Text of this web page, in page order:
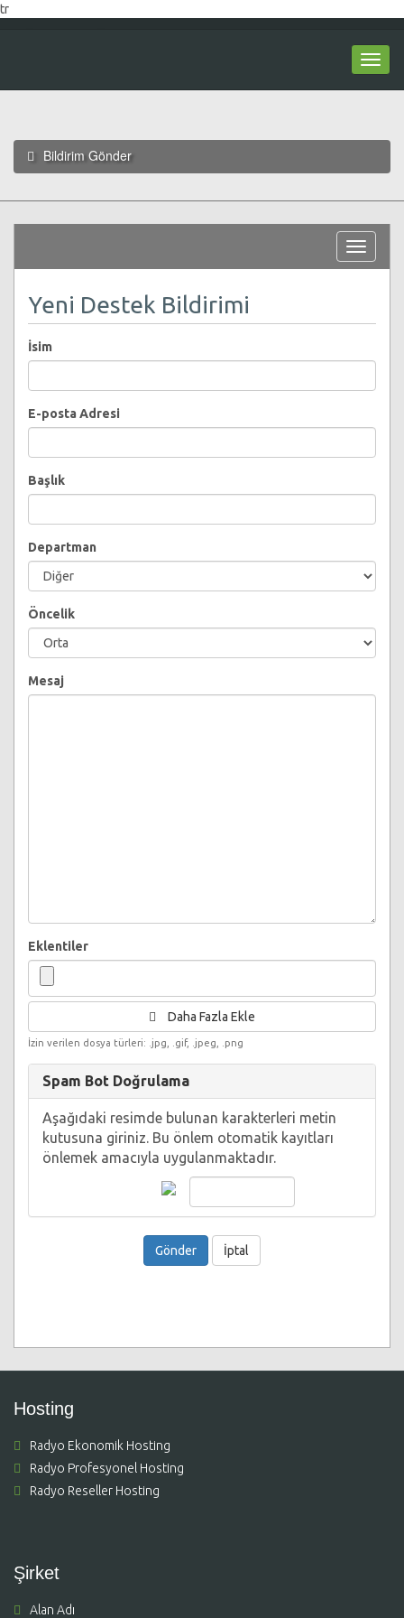
tr
Bildirim Gönder
Toggle
Yeni Destek Bildirimi
İsim
E-posta Adresi
Başlık
Departman
Öncelik
Mesaj
Eklentiler
Daha Fazla Ekle
İzin verilen dosya türleri: .jpg, .gif, .jpeg, .png
Spam Bot Doğrulama
Aşağıdaki resimde bulunan karakterleri metin
kutusuna giriniz. Bu önlem otomatik kayıtları
önlemek amacıyla uygulanmaktadır.
İptal
Hosting
Radyo Ekonomik Hosting
Radyo Profesyonel Hosting
Radyo Reseller Hosting
Şirket
Alan Adı